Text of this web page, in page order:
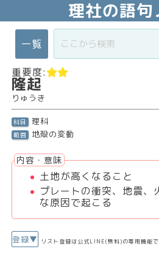
理社の語句
一覧
重要度:
隆起
りゅうき
科目 理科
範囲 地殻の変動
内容・意味
土地が高くなること
プレートの衝突、地震、
な原因で起こる
登録▼ リスト登録は公式LINE(無料)の専用機能